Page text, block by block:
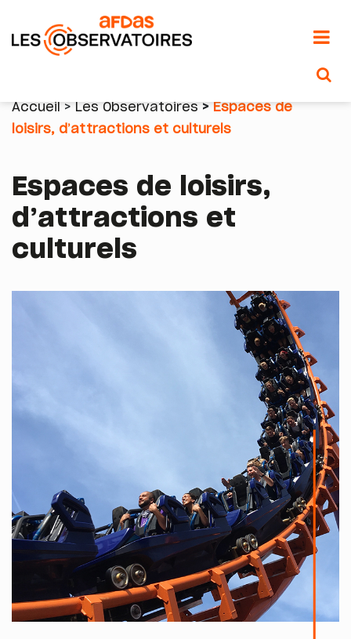
au
contenu
d'Ariane
Accueil Les Observatoires
Espaces de
loisirs, d’attractions et culturels
Espaces de loisirs,
d’attractions et
culturels